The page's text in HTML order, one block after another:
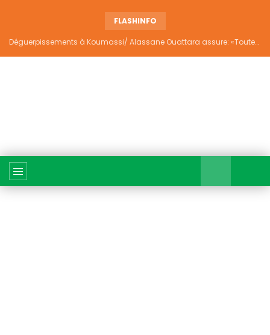
FLASHINFO
Déguerpissements à Koumassi/ Alassane Ouattara assure: «Toutes les responsabilités seront établies et elles donneront lieu aux sanctions prévues par la loi»